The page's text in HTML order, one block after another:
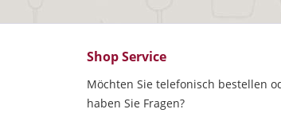
Shop Service
Möchten Sie telefonisch bestellen
haben Sie Fragen?